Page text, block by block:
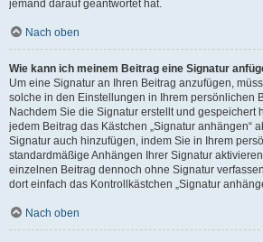
jemand darauf geantwortet hat.
Nach oben
Wie kann ich meinem Beitrag eine Signatur
Um eine Signatur an Ihren Beitrag anzufügen,
solche in den Einstellungen in Ihrem persönlichen
Nachdem Sie die Signatur erstellt und gespeichert
jedem Beitrag das Kästchen „Signatur anhängen“
Signatur auch hinzufügen, indem Sie in Ihrem
standardmäßige Anhängen Ihrer Signatur
einzelnen Beitrag dennoch ohne Signatur
dort einfach das Kontrollkästchen „Signatur
Nach oben